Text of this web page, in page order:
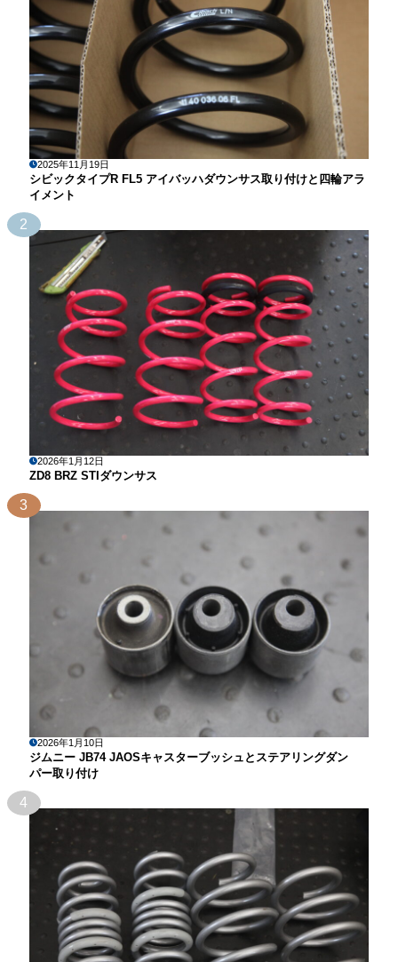
2025年11月19日
シビックタイプR FL5 アイバッハダウンサス取り付けと四輪アラ
イメント
2
2026年1月12日
ZD8 BRZ STIダウンサス
3
2026年1月10日
ジムニー JB74 JAOSキャスターブッシュとステアリングダン
パー取り付け
4